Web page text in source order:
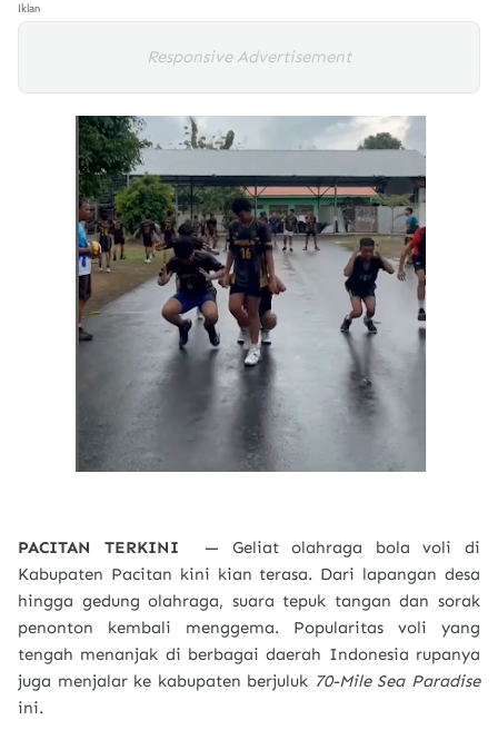
Iklan
Responsive Advertisement
PACITAN TERKINI
— Geliat olahraga bola voli di
Kabupaten Pacitan kini kian terasa. Dari lapangan desa
hingga gedung olahraga, suara tepuk tangan dan sorak
penonton kembali menggema. Popularitas voli yang
tengah menanjak di berbagai daerah Indonesia rupanya
juga menjalar ke kabupaten berjuluk 70-Mile Sea Paradise
ini.